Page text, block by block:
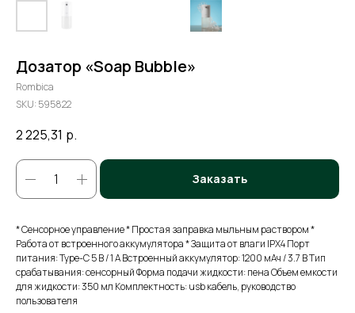
Дозатор «Soap Bubble»
Rombica
SKU: 595822
2 225,31 р.
Заказать
* Cенсорное управление * Простая заправка мыльным раствором *
Работа от встроенного аккумулятора * Защита от влаги IPX4 Порт
питания: Type-C 5 В / 1 А Встроенный аккумулятор: 1200 мАч / 3.7 В Тип
срабатывания: сенсорный Форма подачи жидкости: пена Объем емкости
для жидкости: 350 мл Комплектность: usb кабель, руководство
пользователя